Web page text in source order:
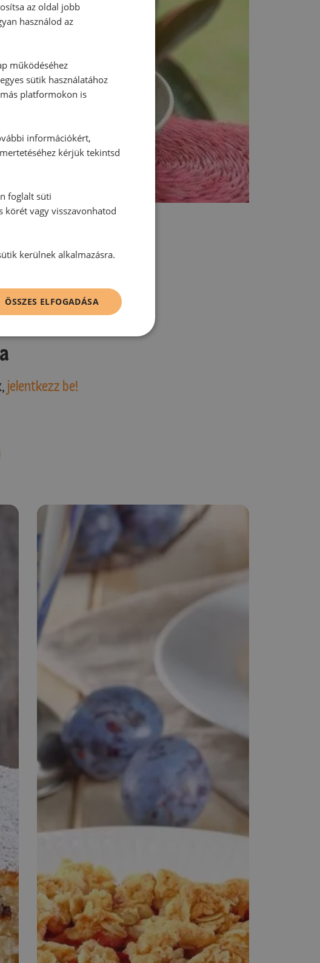
érkezett hozzászólás.
jelentkezz be!
az oldal jobb
használod az
működéséhez
sütik használatához
platformokon is
információkért,
kérjük tekintsd
foglalt süti
körét vagy visszavonhatod
kerülnek alkalmazásra.
ÖSSZES ELFOGADÁSA